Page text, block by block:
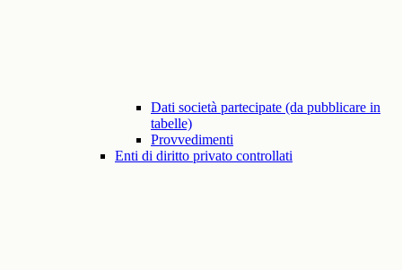
Dati società partecipate (da pubblicare in
tabelle)
Provvedimenti
Enti di diritto privato controllati